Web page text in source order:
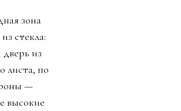
зона
стекла:
из
листа, по
—
высокие